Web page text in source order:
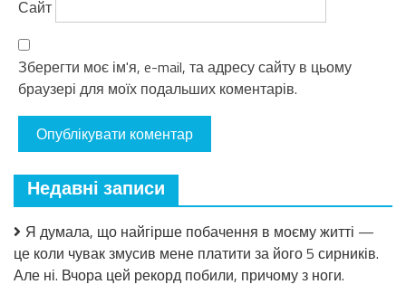
Сайт
Зберегти моє ім'я, e-mail, та адресу сайту в цьому
браузері для моїх подальших коментарів.
Недавні записи
Я думала, що найгірше побачення в моєму житті —
це коли чувак змусив мене платити за його 5 сирників.
Але ні. Вчора цей рекорд побили, причому з ноги.